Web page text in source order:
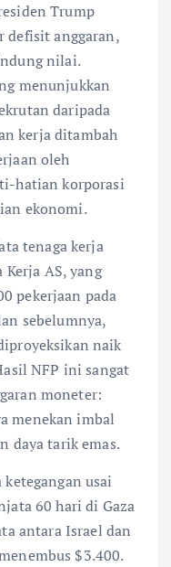
Trump
defisit anggaran,
nilai.
menunjukkan
daripada
kerja ditambah
oleh
hatian korporasi
ekonomi.
tenaga kerja
AS, yang
pekerjaan pada
sebelumnya,
naik
NFP ini sangat
moneter:
menekan imbal
daya tarik emas.
usai
60 hari di Gaza
antara Israel dan
$3.400.